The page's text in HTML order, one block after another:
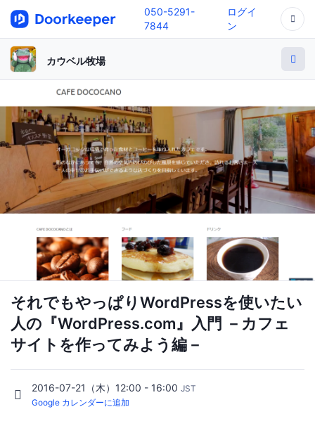
050-5291-
7844
ログイ
ン
カウベル牧場
それでもやっぱりWordPressを使いたい
人の『WordPress.com』入門 －カフェ
サイトを作ってみよう編－
2016-07-21（木）12:00 - 16:00 JST
Google カレンダーに追加